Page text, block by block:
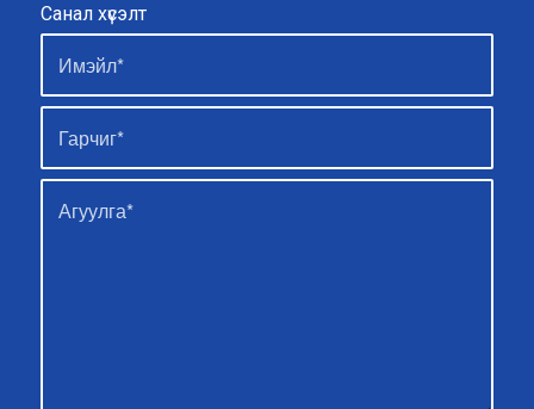
Санал хүсэлт